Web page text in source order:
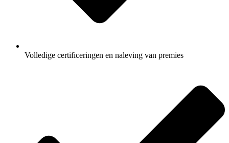
Volledige certificeringen en naleving van premies